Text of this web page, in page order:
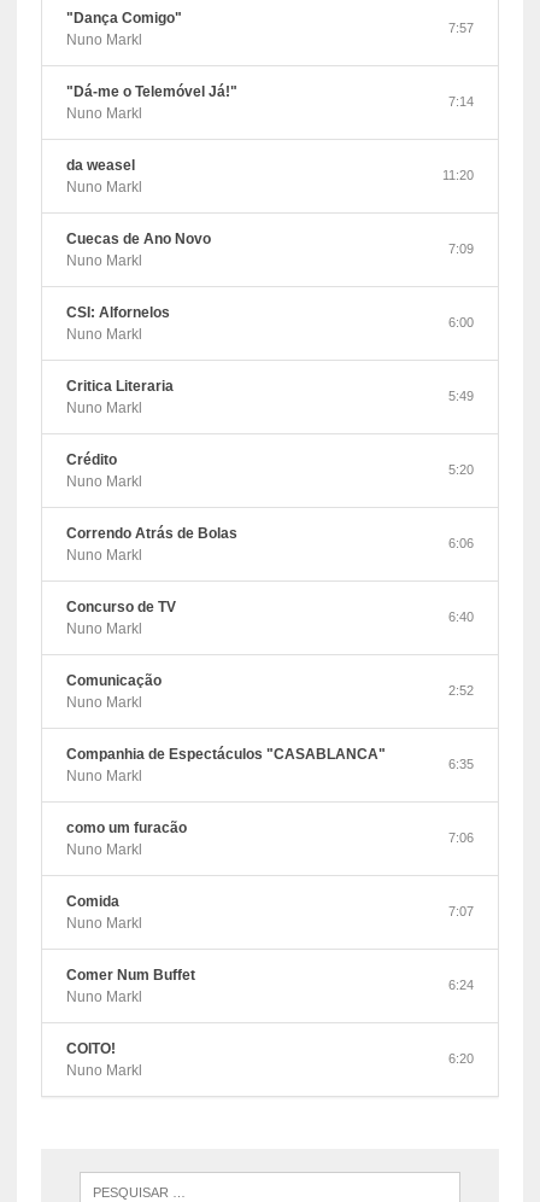
"Dança Comigo"
Nuno Markl
7:57
"Dá-me o Telemóvel Já!"
Nuno Markl
7:14
da weasel
Nuno Markl
11:20
Cuecas de Ano Novo
Nuno Markl
7:09
CSI: Alfornelos
Nuno Markl
6:00
Critica Literaria
Nuno Markl
5:49
Crédito
Nuno Markl
5:20
Correndo Atrás de Bolas
Nuno Markl
6:06
Concurso de TV
Nuno Markl
6:40
Comunicação
Nuno Markl
2:52
Companhia de Espectáculos "CASABLANCA"
Nuno Markl
6:35
como um furacão
Nuno Markl
7:06
Comida
Nuno Markl
7:07
Comer Num Buffet
Nuno Markl
6:24
COITO!
Nuno Markl
6:20